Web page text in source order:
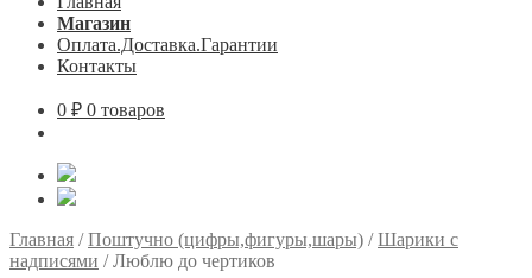
Магазин
Оплата.Доставка.Гарантии
Контакты
0 ₽ 0 товаров
Главная /Поштучно (цифры,фигуры,шары) /Шарики с
надписями /Люблю до чертиков